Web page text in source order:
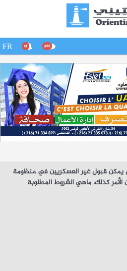
266
15
FR
قبول غير العسكريين في منظومة
كذلك، ماهي الشروط المطلوبة